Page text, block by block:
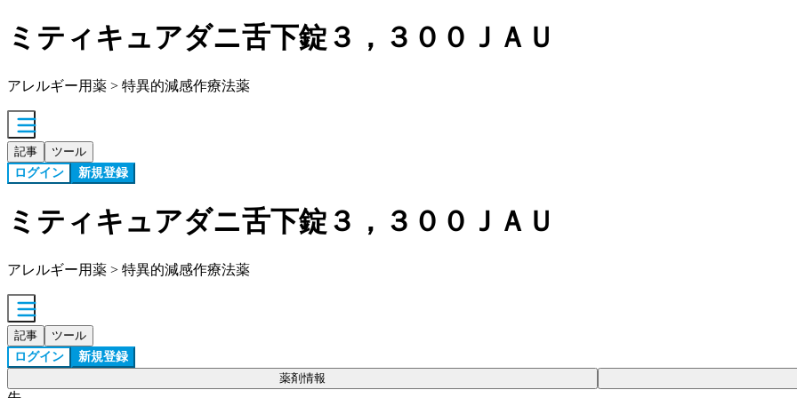
ミティキュアダニ舌下錠３，３００ＪＡＵ
アレルギー用薬 > 特異的減感作療法薬
記事 ツール
ログイン 新規登録
ミティキュアダニ舌下錠３，３００ＪＡＵ
アレルギー用薬 > 特異的減感作療法薬
記事 ツール
ログイン 新規登録
薬剤情報